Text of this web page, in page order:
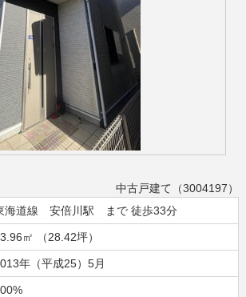
中古戸建て（3004197）
海道線 安倍川駅 まで 徒歩33分
㎡ （28.42坪）
年（平成25）5月